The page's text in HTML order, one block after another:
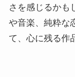
さを感じるかも
や音楽、純粋な
て、心に残る作